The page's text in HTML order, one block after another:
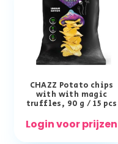
CHAZZ Potato chips
with with magic
truffles, 90 g / 15 pcs
Login voor prijzen